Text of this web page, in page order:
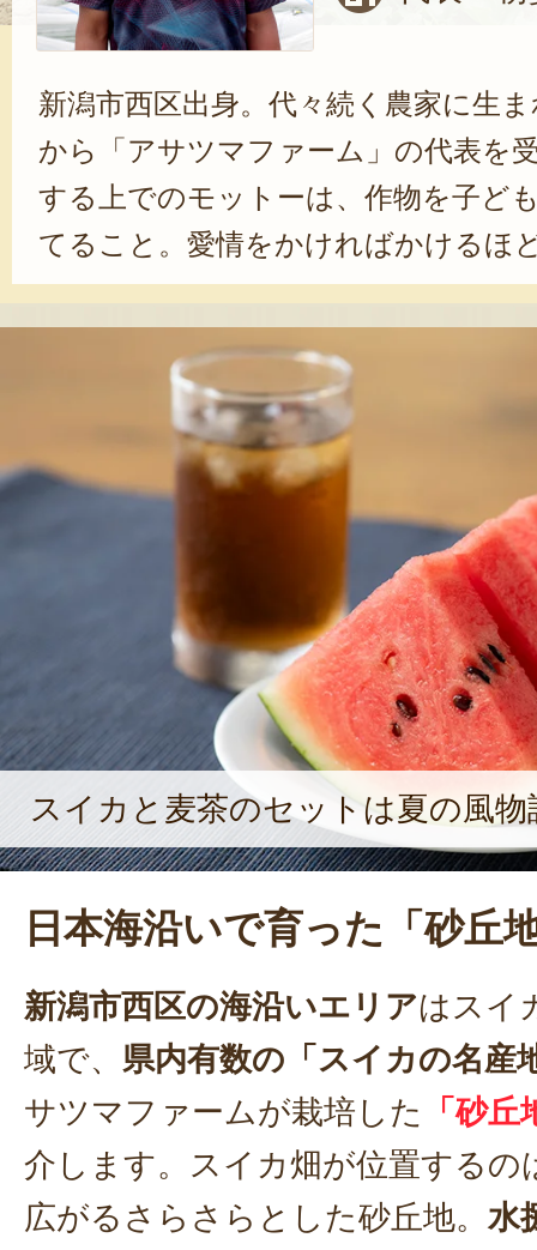
新潟市西区出身。代々続く農家に生
から「アサツマファーム」の代表を
する上でのモットーは、作物を子ど
てること。愛情をかければかけるほ
い野菜に育つと思います」と、圭一
たっぷり注いで、丁寧に育てた自慢
は、「夏の風物詩」として多くのフ
スイカと麦茶のセットは夏の風物
日本海沿いで育った「砂丘
新潟市西区の海沿いエリアはスイ
域で、 県内有数の「スイカの名産
サツマファームが栽培した
「砂
介します。スイカ畑が位置するの
広がるさらさらとした砂丘地。 水